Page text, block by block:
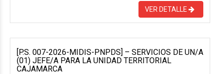
VER DETALLE
[P.S. 007-2026-MIDIS-PNPDS] – SERVICIOS DE UN/A
(01) JEFE/A PARA LA UNIDAD TERRITORIAL
CAJAMARCA